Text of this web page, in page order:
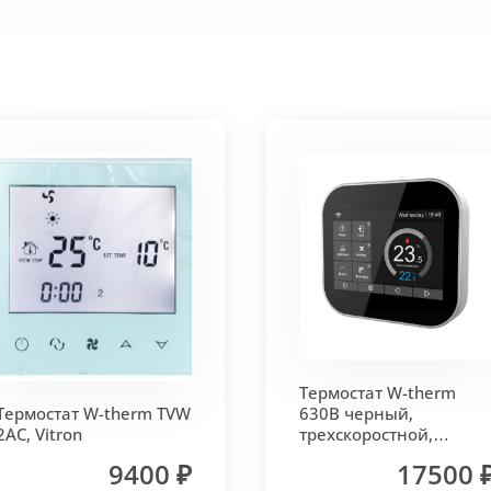
покрытием чёрного цвета.
- золото, бронза, чёрный, серебро (без доплат)
решетки - 13мм.Может быть изменена на 10 или 18
W-therm TVW
Vitron
9400 ₽
Термостат W-therm
630В черный,
трехскоростной,
17500